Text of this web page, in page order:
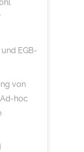
EGB-
von
hoc